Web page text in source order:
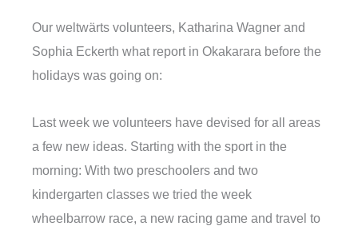
Our weltwärts volunteers, Katharina Wagner and
Sophia Eckerth what report in Okakarara before the
holidays was going on:
Last week we volunteers have devised for all areas
a few new ideas. Starting with the sport in the
morning: With two preschoolers and two
kindergarten classes we tried the week
wheelbarrow race, a new racing game and travel to